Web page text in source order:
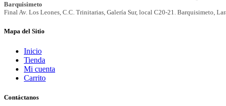
Mapa del Sitio
Inicio
Tienda
Mi cuenta
Carrito
Contáctanos